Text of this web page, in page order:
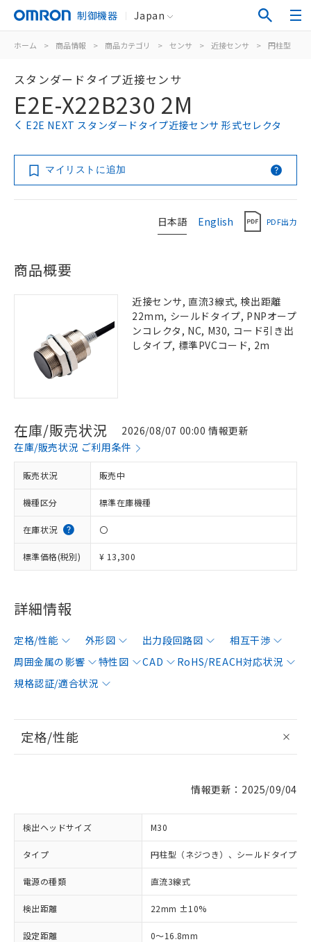
制御機器 Japan
ホーム > 商品情報 > 商品カテゴリ > センサ > 近接センサ > 円柱型
スタンダードタイプ近接センサ
E2E-X22B230 2M
E2E NEXT スタンダードタイプ近接センサ 形式セレクタ
マイリストに追加
日本語 English PDF出力
商品概要
近接センサ, 直流3線式, 検出距離
22mm, シールドタイプ, PNPオープ
ンコレクタ, NC, M30, コード引き出
しタイプ, 標準PVCコード, 2m
在庫/販売状況
2026/08/07 00:00 情報更新
在庫/販売状況 ご利用条件
販売状況 販売中
機種区分 標準在庫機種
在庫状況 〇
標準価格(税別) ¥ 13,300
詳細情報
定格/性能 外形図 出力段回路図
相互干渉
周囲金属の影響
特性図 CAD
RoHS/REACH対応状況
規格認証/適合状況
定格/性能
情報更新：2025/09/04
検出ヘッドサイズ M30
タイプ 円柱型（ネジつき）、シールドタイプ
電源の種類 直流3線式
検出距離 22mm ±10%
設定距離 0～16.8mm